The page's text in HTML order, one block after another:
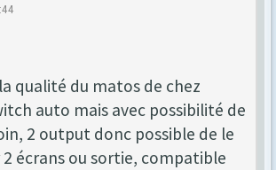
qualité du matos de chez
auto mais avec possibilité de
2 output donc possible de le
écrans ou sortie, compatible